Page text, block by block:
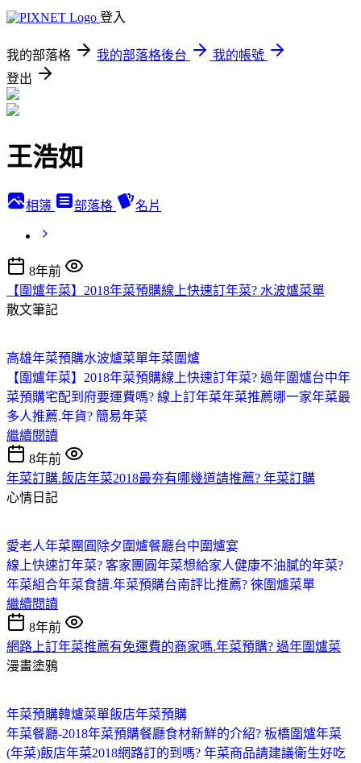
登入
我的部落格 我的部落格後台
我的帳號
登出
王浩如
相簿 部落格 名片
8年前
【圍爐年菜】2018年菜預購線上快速訂年菜? 水波爐菜單
散文筆記
高雄年菜預購水波爐菜單年菜圍爐
【圍爐年菜】2018年菜預購線上快速訂年菜? 過年圍爐台中年
菜預購宅配到府要運費嗎? 線上訂年菜年菜推薦哪一家年菜最
多人推薦.年貨? 簡易年菜
繼續閱讀
8年前
年菜訂購.飯店年菜2018最夯有哪幾道請推薦? 年菜訂購
心情日記
愛老人年菜團圓 除夕圍爐餐廳台中圍爐宴
線上快速訂年菜? 客家團圓年菜想給家人健康不油膩的年菜?
年菜組合年菜食譜.年菜預購台南評比推薦? 徠圍爐菜單
繼續閱讀
8年前
網路上訂年菜推薦有免運費的商家嗎.年菜預購? 過年圍爐菜
漫畫塗鴉
年菜預購韓爐菜單飯店年菜預購
年菜餐廳-2018年菜預購餐廳食材新鮮的介紹? 板橋圍爐年菜
(年菜)飯店年菜2018網路訂的到嗎? 年菜商品請建議衛生好吃